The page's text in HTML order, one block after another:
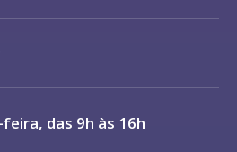
das 9h às 16h